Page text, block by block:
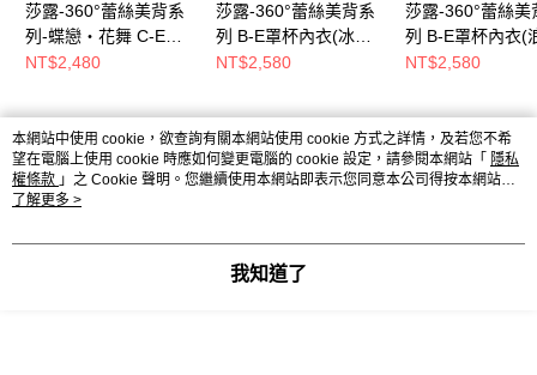
莎露-360°蕾絲美背系
列-蝶戀‧花舞 C-E罩
杯內衣(礦石灰)
NT$2,480
莎露-360°蕾絲美背系
列 B-E罩杯內衣(冰心
藍) SB4473DC
NT$2,580
莎露-360°蕾絲美
列 B-E罩杯內衣(
黃) SB4473Y6
NT$2,580
熱門標籤
本網站中使用 cookie，欲查詢有關本網站使用 cookie 方式之詳情，及若您不希
望在電腦上使用 cookie 時應如何變更電腦的 cookie 設定，請參閱本網站「 隱私
權條款 」之 Cookie 聲明。您繼續使用本網站即表示您同意本公司得按本網站使
用條款之 Cookie 聲明使用 cookie。
了解更多 >
我知道了